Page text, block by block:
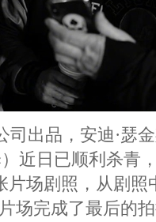
出品，安迪·瑟金
近日已顺利杀青
片场剧照，从剧照
场完成了最后的